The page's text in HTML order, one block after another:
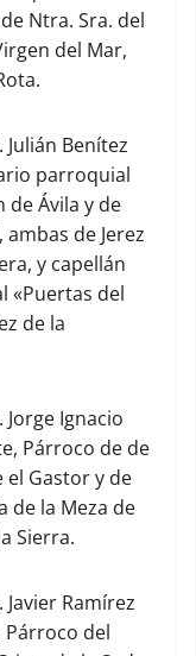
Ntra. Sra. del
del Mar,
Julián Benítez
parroquial
de Ávila y de
ambas de Jerez
y capellán
«Puertas del
de la
Jorge Ignacio
Párroco de de
el Gastor y de
de la Meza de
Sierra.
Javier Ramírez
Párroco del